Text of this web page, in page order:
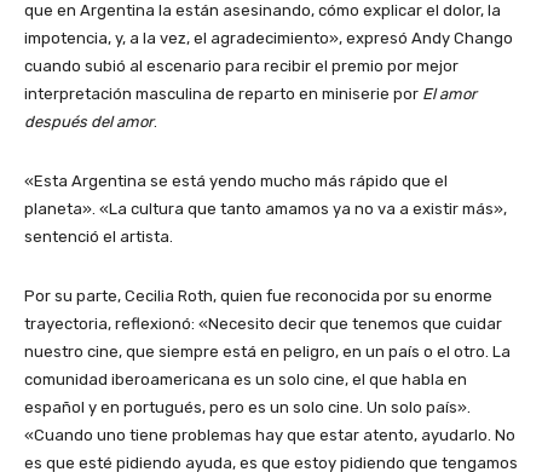
que en Argentina la están asesinando, cómo explicar el dolor, la
impotencia, y, a la vez, el agradecimiento», expresó Andy Chango
cuando subió al escenario para recibir el premio por mejor
interpretación masculina de reparto en miniserie por El amor
después del amor.
«Esta Argentina se está yendo mucho más rápido que el
planeta». «La cultura que tanto amamos ya no va a existir más»,
sentenció el artista.
Por su parte, Cecilia Roth, quien fue reconocida por su enorme
trayectoria, reflexionó: «Necesito decir que tenemos que cuidar
nuestro cine, que siempre está en peligro, en un país o el otro. La
comunidad iberoamericana es un solo cine, el que habla en
español y en portugués, pero es un solo cine. Un solo país».
«Cuando uno tiene problemas hay que estar atento, ayudarlo. No
es que esté pidiendo ayuda, es que estoy pidiendo que tengamos